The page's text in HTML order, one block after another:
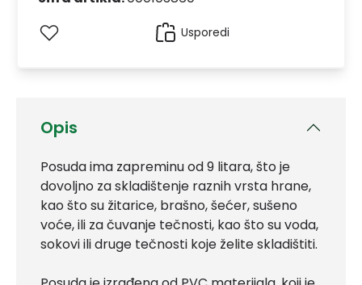
Opis
Posuda ima zapreminu od 9 litara, što je
dovoljno za skladištenje raznih vrsta hrane,
kao što su žitarice, brašno, šećer, sušeno
voće, ili za čuvanje tečnosti, kao što su voda,
sokovi ili druge tečnosti koje želite skladištiti.
Usporedi